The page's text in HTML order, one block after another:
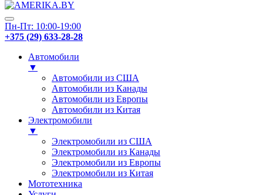
Пн-Пт: 10:00-19:00
+375 (29) 633-28-28
Автомобили
▼
Автомобили из США
Автомобили из Канады
Автомобили из Европы
Автомобили из Китая
Электромобили
▼
Электромобили из США
Электромобили из Канады
Электромобили из Европы
Электромобили из Китая
Мототехника